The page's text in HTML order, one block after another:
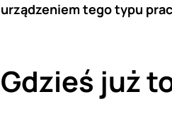
urządzeniem tego typu
Gdzieś już